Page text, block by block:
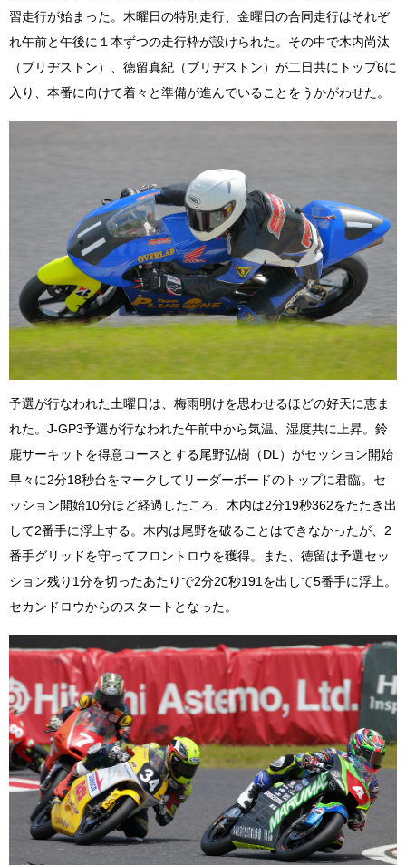
習走行が始まった。木曜日の特別走行、金曜日の合同走行はそれぞ
れ午前と午後に１本ずつの走行枠が設けられた。その中で木内尚汰
（ブリヂストン）、徳留真紀（ブリヂストン）が二日共にトップ6に
入り、本番に向けて着々と準備が進んでいることをうかがわせた。
予選が行なわれた土曜日は、梅雨明けを思わせるほどの好天に恵ま
れた。J-GP3予選が行なわれた午前中から気温、湿度共に上昇。鈴
鹿サーキットを得意コースとする尾野弘樹（DL）がセッション開始
早々に2分18秒台をマークしてリーダーボードのトップに君臨。セ
ッション開始10分ほど経過したころ、木内は2分19秒362をたたき出
して2番手に浮上する。木内は尾野を破ることはできなかったが、2
番手グリッドを守ってフロントロウを獲得。また、徳留は予選セッ
ション残り1分を切ったあたりで2分20秒191を出して5番手に浮上。
セカンドロウからのスタートとなった。